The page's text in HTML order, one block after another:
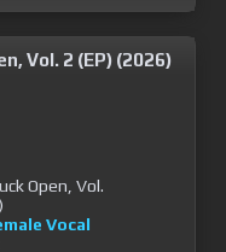
Vol. 2 (EP) (2026)
Vocal